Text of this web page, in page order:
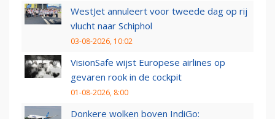
WestJet annuleert voor tweede dag op rij
vlucht naar Schiphol
03-08-2026, 10:02
VisionSafe wijst Europese airlines op
gevaren rook in de cockpit
01-08-2026, 8:00
Donkere wolken boven IndiGo: